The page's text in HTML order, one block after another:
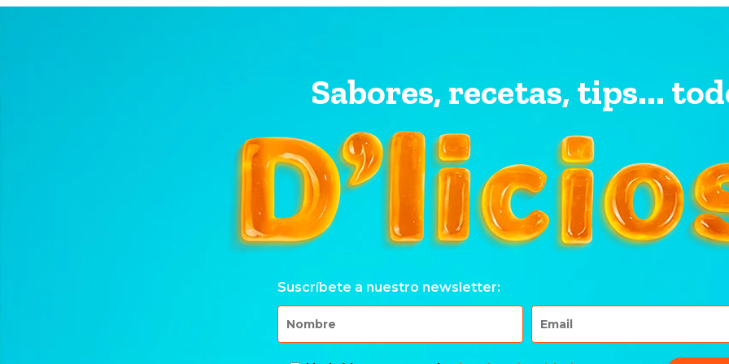
Sabores, recetas, tips...
Suscríbete a nuestro newsletter: